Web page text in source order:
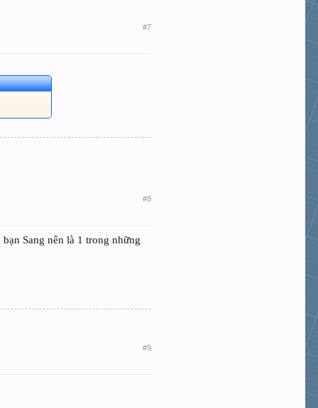
#7
#8
Sang nên là 1 trong những
#9